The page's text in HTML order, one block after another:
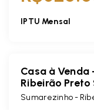
IPTU Mensal
Casa à
Ribeirão
Sumarezinho -